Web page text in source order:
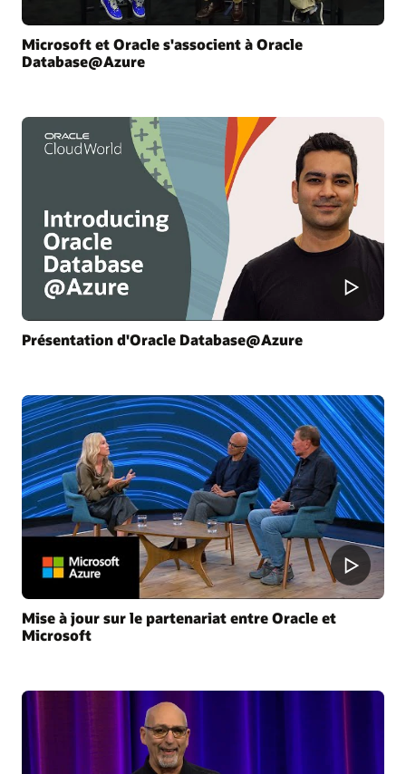
Microsoft et Oracle s'associent à Oracle
Database@Azure
Présentation d'Oracle Database@Azure
Mise à jour sur le partenariat entre Oracle et
Microsoft